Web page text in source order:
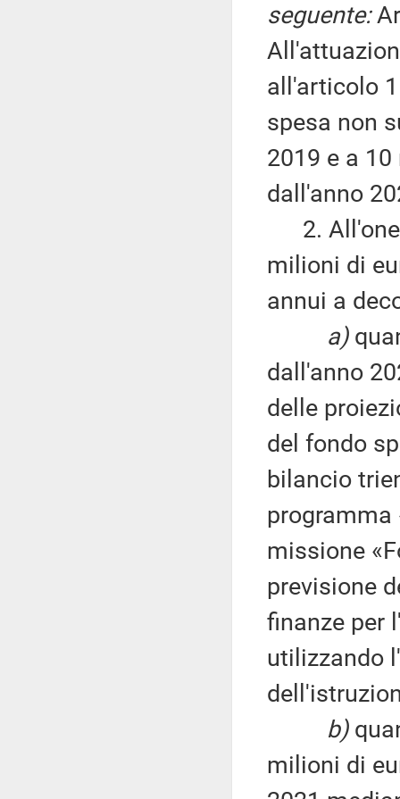
seguente:
all'articolo
spesa non
2019 e a
dall'anno
2.
milioni di
annui a
a)
dall'anno
delle
del fondo
bilancio
programma
missione
previsione
finanze per
utilizzando
b)
milioni di